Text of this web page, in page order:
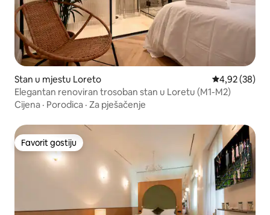
Stan u mjestu Loreto Prosječna
4,92 (38)
Elegantan renoviran trosoban stan u Loretu (M1-M2)
Cijena · Porodica · Za pješačenje
Favorit gostiju
Favorit gostiju